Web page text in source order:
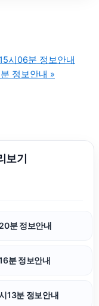
혼전문변호사
남하수구막힘
sns마케팅
강남치과
시06분 정보안내
정보안내 »
보기
분 정보안내
분 정보안내
13분 정보안내